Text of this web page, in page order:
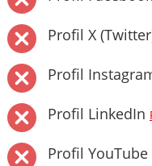
Profil X
Profil
Profil LinkedIn
Profil YouTube